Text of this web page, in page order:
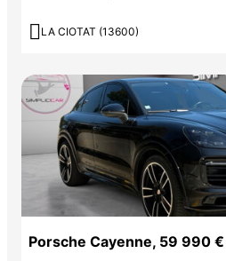
 LA CIOTAT (13600)
Porsche Cayenne, 59 990 €